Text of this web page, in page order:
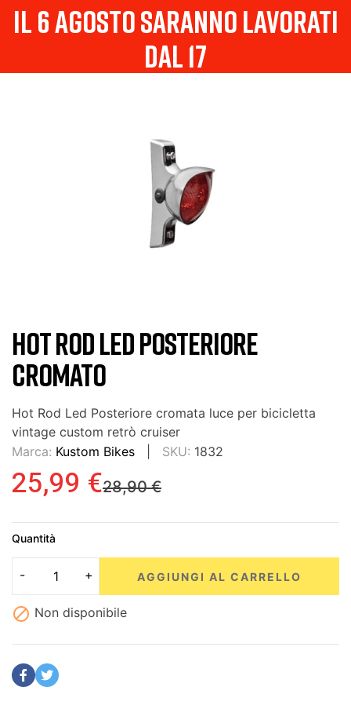
il 6 agosto saranno lavorati
dal 17
HOT ROD LED POSTERIORE
CROMATO
Hot Rod Led Posteriore cromata luce per bicicletta
vintage custom retrò cruiser
Marca: Kustom Bikes SKU: 1832
28,90 €
25,99 €
Quantità
AGGIUNGI AL CARRELLO
 Non disponibile